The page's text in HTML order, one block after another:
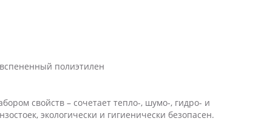
вспененный полиэтилен
свойств – сочетает тепло-, шумо-, гидро- и
экологически и гигиенически безопасен.